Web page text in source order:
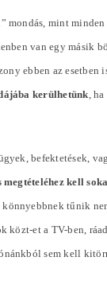
mondás, mint minden
van egy másik
ebben az esetben
kerülhetünk ,
befektetések,
megtételéhez kell
könnyebbnek tűnik
közt-et a TV-ben,
sem kell